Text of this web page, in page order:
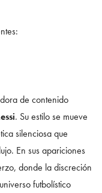
de contenido
. Su estilo se mueve
silenciosa que
En sus apariciones
donde la discreción
futbolístico